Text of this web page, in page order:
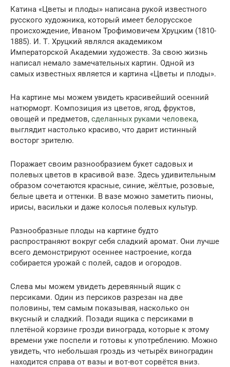
Катина «Цветы и плоды» написана рукой известного
русского художника, который имеет белорусское
происхождение, Иваном Трофимовичем Хруцким (1810-
1885). И. Т. Хруцкий являлся академиком
Императорской Академии художеств. За свою жизнь
написал немало замечательных картин. Одной из
самых известных является и картина «Цветы и плоды».
На картине мы можем увидеть красивейший осенний
натюрморт. Композиция из цветов, ягод, фруктов,
овощей и предметов, сделанных руками человека,
выглядит настолько красиво, что дарит истинный
восторг зрителю.
Поражает своим разнообразием букет садовых и
полевых цветов в красивой вазе. Здесь удивительным
образом сочетаются красные, синие, жёлтые, розовые,
белые цвета и оттенки. В вазе можно заметить пионы,
ирисы, васильки и даже колосья полевых культур.
Разнообразные плоды на картине будто
распространяют вокруг себя сладкий аромат. Они лучше
всего демонстрируют осеннее настроение, когда
собирается урожай с полей, садов и огородов.
Слева мы можем увидеть деревянный ящик с
персиками. Один из персиков разрезан на две
половины, тем самым показывая, насколько он
вкусный и сладкий. Позади ящика с персиками в
плетёной корзине грозди винограда, которые к этому
времени уже поспели и готовы к употреблению. Можно
увидеть, что небольшая гроздь из четырёх виноградин
находится справа от вазы и вот-вот сорвётся вниз.